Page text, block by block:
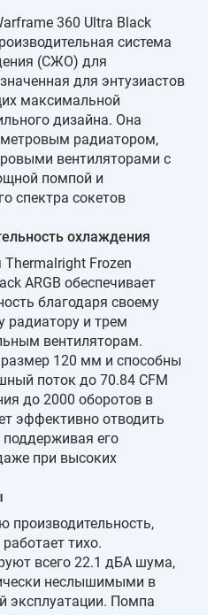
360 Ultra Black
система
(СЖО) для
для энтузиастов
максимальной
дизайна. Она
радиатором,
вентиляторами с
помпой и
спектра сокетов
охлаждения
Frozen
ARGB обеспечивает
благодаря своему
радиатору и трем
вентиляторам.
120 мм и способны
поток до 70.84 CFM
до 2000 оборотов в
эффективно отводить
поддерживая его
при высоких
производительность,
тихо.
всего 22.1 дБА шума,
неслышимыми в
эксплуатации. Помпа